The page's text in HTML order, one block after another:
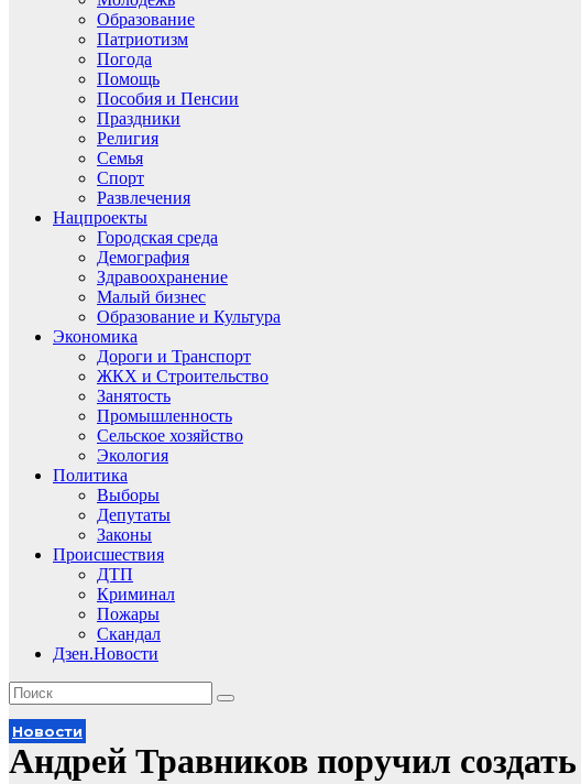
Образование
Патриотизм
Погода
Помощь
Пособия и Пенсии
Праздники
Религия
Семья
Спорт
Развлечения
Нацпроекты
Городская среда
Демография
Здравоохранение
Малый бизнес
Образование и Культура
Экономика
Дороги и Транспорт
ЖКХ и Строительство
Занятость
Промышленность
Сельское хозяйство
Экология
Политика
Выборы
Депутаты
Законы
Происшествия
ДТП
Криминал
Пожары
Скандал
Дзен.Новости
Новости
Андрей Травников поручил